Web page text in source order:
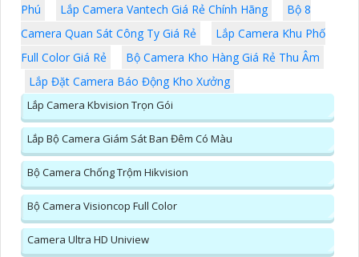
Phú
Lắp Camera Vantech Giá Rẻ Chính Hãng
Bộ 8
Camera Quan Sát Công Ty Giá Rẻ
Lắp Camera Khu Phố
Full Color Giá Rẻ
Bộ Camera Kho Hàng Giá Rẻ Thu Âm
Lắp Đặt Camera Báo Động Kho Xưởng
Lắp Camera Kbvision Trọn Gói
Lắp Bộ Camera Giám Sát Ban Đêm Có Màu
Bộ Camera Chống Trộm Hikvision
Bộ Camera Visioncop Full Color
Camera Ultra HD Uniview